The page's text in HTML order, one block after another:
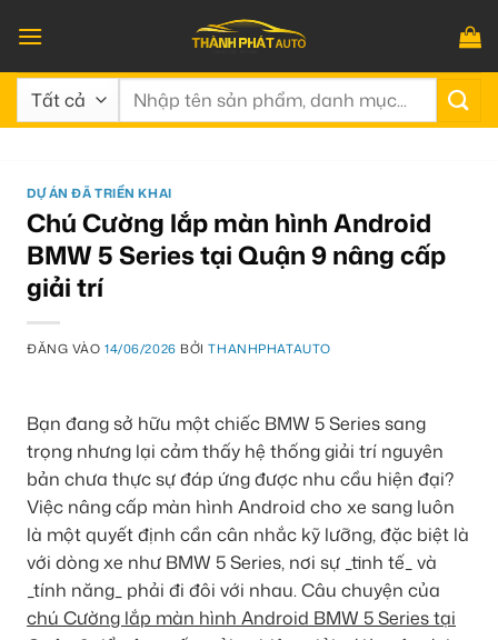
qua
nội
dung
Tìm
DỰ ÁN ĐÃ TRIỂN KHAI
Chú Cường lắp màn hình Android
BMW 5 Series tại Quận 9 nâng cấp
giải trí
ĐĂNG VÀO14/06/2026 BỞITHANHPHATAUTO
Bạn đang sở hữu một chiếc BMW 5 Series sang
trọng nhưng lại cảm thấy hệ thống giải trí nguyên
bản chưa thực sự đáp ứng được nhu cầu hiện đại?
Việc nâng cấp màn hình Android cho xe sang luôn
là một quyết định cần cân nhắc kỹ lưỡng, đặc biệt là
với dòng xe như BMW 5 Series, nơi sự _tinh tế_ và
_tính năng_ phải đi đôi với nhau. Câu chuyện của
chú Cường lắp màn hình Android BMW 5 Series tại